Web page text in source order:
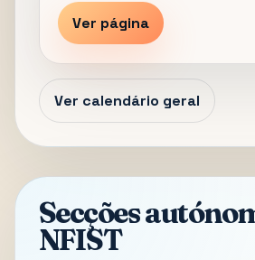
Ver página
Ver calendário geral
Secções
NFIST